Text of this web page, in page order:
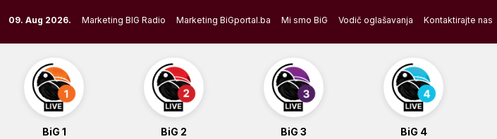
to
content
09. Aug 2026. Marketing BIG Radio Marketing BiGportal.ba Mi smo BiG Vodič oglašavanja Kontaktirajte nas
BiG 1 BiG 2 BiG 3 BiG 4